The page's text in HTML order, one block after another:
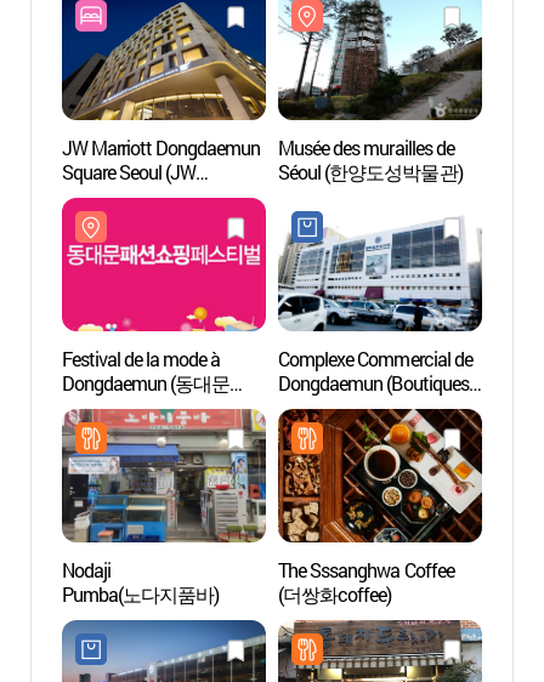
JW Marriott Dongdaemun
Square Seoul (JW
메리어트 동대문 스퀘어
서울)
Musée des murailles de
Séoul (한양도성박물관)
Festival de la mode à
Dongdaemun (동대문
패션쇼핑 페스티벌)
Complexe Commercial de
Dongdaemun (Boutiques
de Hanboks)
(동대문종합시장
한복상가)
Nodaji
Pumba(노다지품바)
The Sssanghwa Coffee
(더쌍화coffee)